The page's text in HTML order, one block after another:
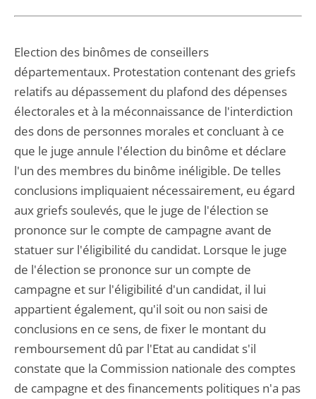
Election des binômes de conseillers
départementaux. Protestation contenant des griefs
relatifs au dépassement du plafond des dépenses
électorales et à la méconnaissance de l'interdiction
des dons de personnes morales et concluant à ce
que le juge annule l'élection du binôme et déclare
l'un des membres du binôme inéligible. De telles
conclusions impliquaient nécessairement, eu égard
aux griefs soulevés, que le juge de l'élection se
prononce sur le compte de campagne avant de
statuer sur l'éligibilité du candidat. Lorsque le juge
de l'élection se prononce sur un compte de
campagne et sur l'éligibilité d'un candidat, il lui
appartient également, qu'il soit ou non saisi de
conclusions en ce sens, de fixer le montant du
remboursement dû par l'Etat au candidat s'il
constate que la Commission nationale des comptes
de campagne et des financements politiques n'a pas